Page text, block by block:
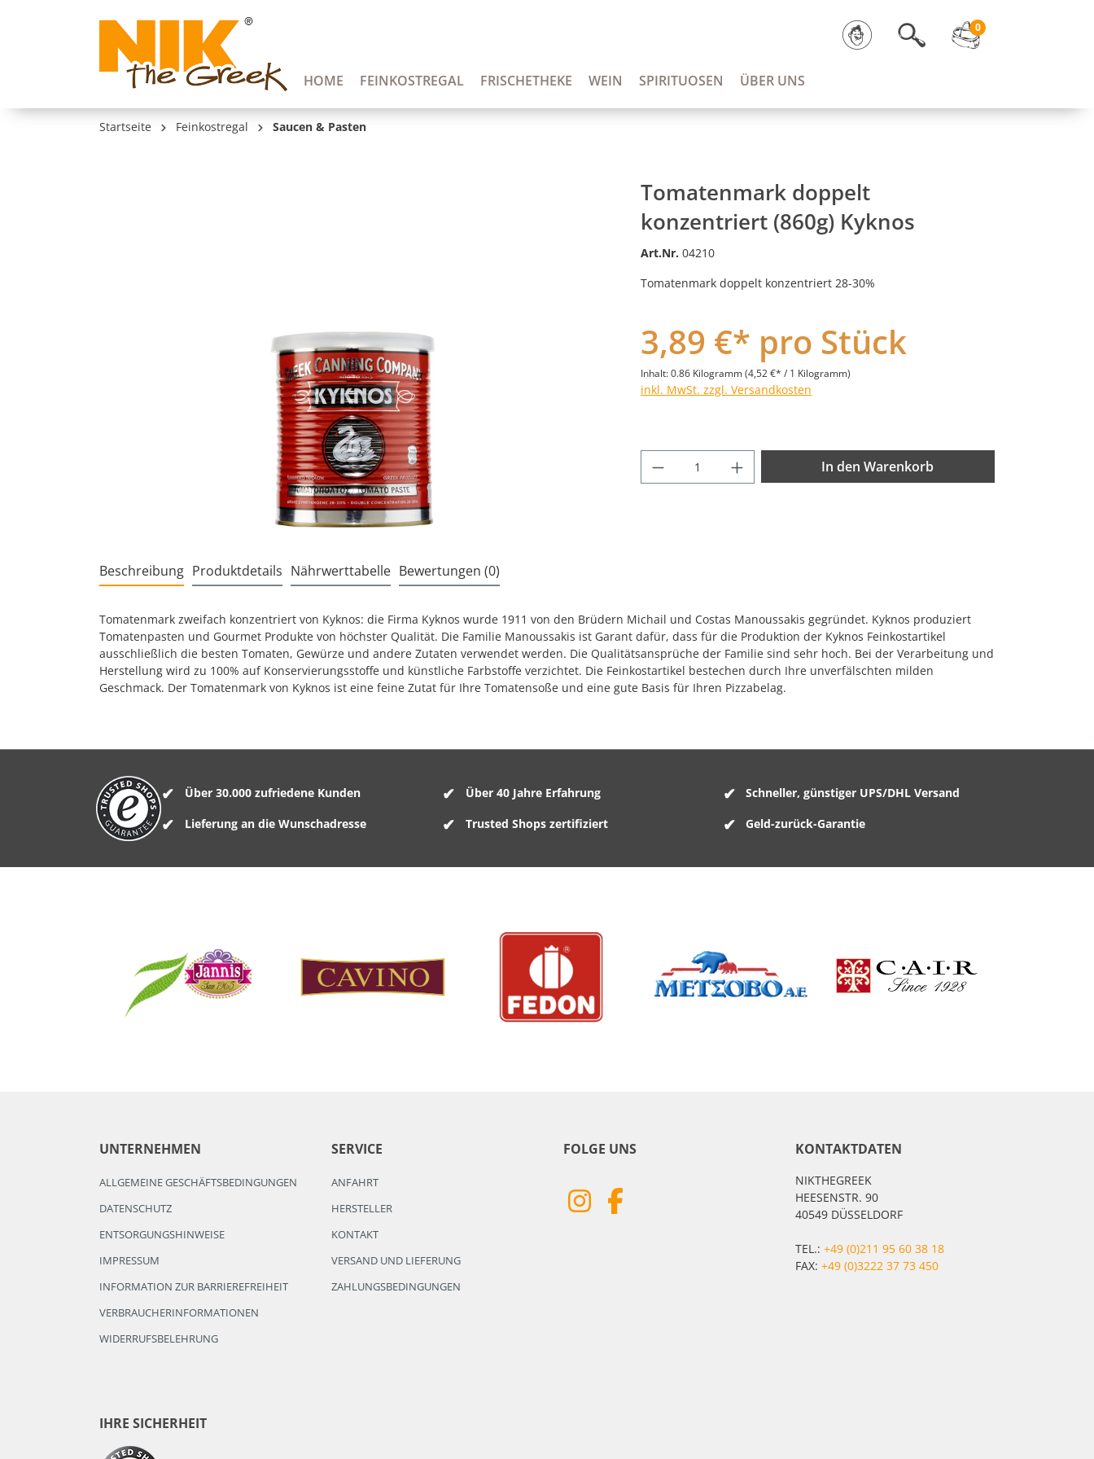
Zur Hauptnavigation springen
0
HOME FEINKOSTREGAL FRISCHETHEKE WEIN SPIRITUOSEN ÜBER UNS
Startseite Feinkostregal Saucen & Pasten
Tomatenmark doppelt
konzentriert (860g) Kyknos
Art.Nr. 04210
Tomatenmark doppelt konzentriert 28-30%
3,89 €* pro Stück
Inhalt:0.86 Kilogramm(4,52 €* / 1 Kilogramm)
inkl. MwSt. zzgl. Versandkosten
Produkt Anzahl: Gib den gewünschten Wert ein
In den Warenkorb
Beschreibung Produktdetails Nährwerttabelle Bewertungen (0)
Tomatenmark zweifach konzentriert von Kyknos: die Firma Kyknos wurde 1911 von den Brüdern Michail und Costas Manoussakis gegründet. Kyknos produziert
Tomatenpasten und Gourmet Produkte von höchster Qualität. Die Familie Manoussakis ist Garant dafür, dass für die Produktion der Kyknos Feinkostartikel
ausschließlich die besten Tomaten, Gewürze und andere Zutaten verwendet werden. Die Qualitätsansprüche der Familie sind sehr hoch. Bei der Verarbeitung und
Herstellung wird zu 100% auf Konservierungsstoffe und künstliche Farbstoffe verzichtet. Die Feinkostartikel bestechen durch Ihre unverfälschten milden
Geschmack. Der Tomatenmark von Kyknos ist eine feine Zutat für Ihre Tomatensoße und eine gute Basis für Ihren Pizzabelag.
Über 30.000 zufriedene Kunden Über 40 Jahre Erfahrung Schneller, günstiger UPS/DHL Versand
Lieferung an die Wunschadresse Trusted Shops zertifiziert Geld-zurück-Garantie
UNTERNEHMEN
ALLGEMEINE GESCHÄFTSBEDINGUNGEN
DATENSCHUTZ
ENTSORGUNGSHINWEISE
IMPRESSUM
INFORMATION ZUR BARRIEREFREIHEIT
VERBRAUCHERINFORMATIONEN
WIDERRUFSBELEHRUNG
SERVICE
ANFAHRT
HERSTELLER
KONTAKT
VERSAND UND LIEFERUNG
ZAHLUNGSBEDINGUNGEN
FOLGE UNS KONTAKTDATEN
NIKTHEGREEK
HEESENSTR. 90
40549 DÜSSELDORF
TEL.: +49 (0)211 95 60 38 18
FAX: +49 (0)3222 37 73 450
IHRE SICHERHEIT